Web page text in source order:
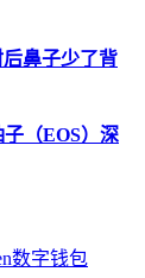
鼻子少了背
（EOS）深